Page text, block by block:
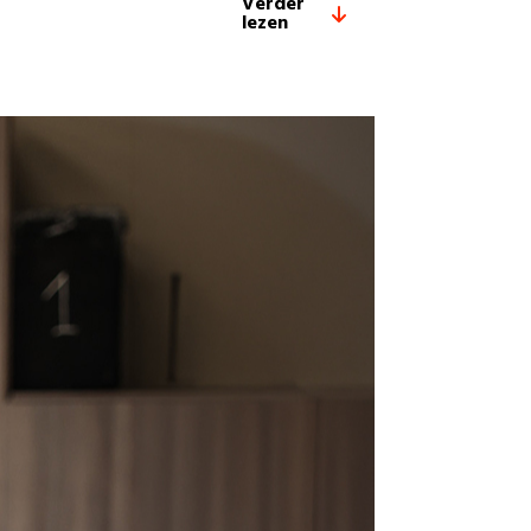
lezen